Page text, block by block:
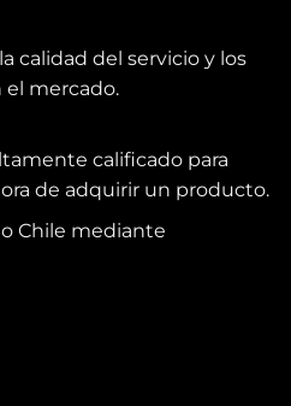
calidad del servicio y los
mercado.
calificado para
de adquirir un producto.
Chile mediante